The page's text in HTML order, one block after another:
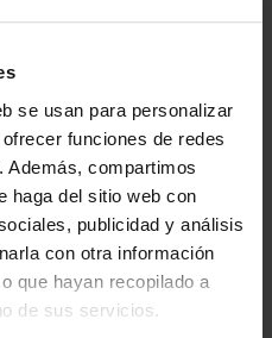
se usan para personalizar
funciones de redes
Además, compartimos
haga del sitio web con
publicidad y análisis
con otra información
que hayan recopilado a
de sus servicios.